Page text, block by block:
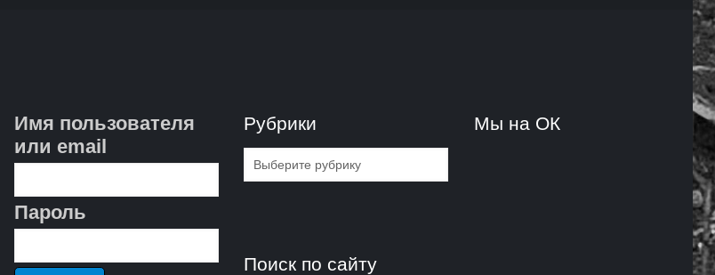
Имя пользователя
или email
Пароль
Рубрики
Рубрики
Поиск по сайту
Мы на ОК